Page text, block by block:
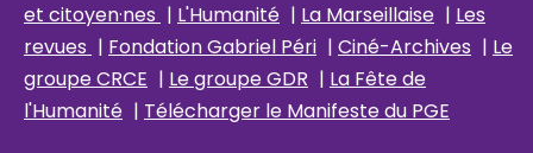
et citoyen·nes | L'Humanité | La Marseillaise | Les
revues | Fondation Gabriel Péri | Ciné-Archives | Le
groupe CRCE | Le groupe GDR | La Fête de
l'Humanité | Télécharger le Manifeste du PGE